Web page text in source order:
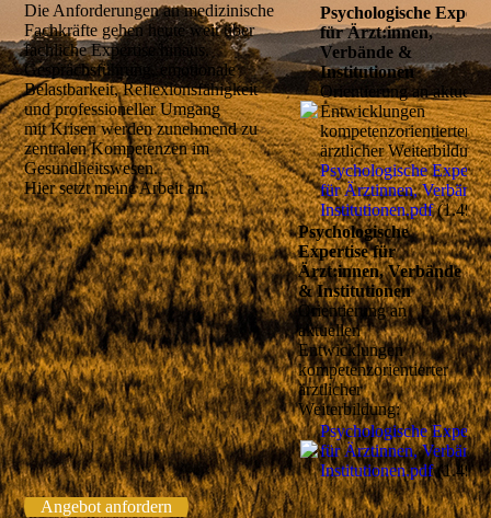
Psychologische
für Ärzt:innen,
Verbände &
Institutionen
Orientierung an
Entwicklungen
kompetenzorientierter
ärztlicher Weiterbildung:
Psychologische
für Ärztinnen,
Institutionen.pdf
Psychologische
Expertise für
Ärzt:innen, Verbände
& Institutionen
Orientierung an
aktuellen
Entwicklungen
kompetenzorientierter
ärztlicher
Weiterbildung:
Psychologische
für Ärztinnen,
Institutionen.pdf
Die Anforderungen an medizinische
Fachkräfte gehen heute weit über
fachliche Expertise hinaus.
Gesprächsführung, emotionale
Belastbarkeit, Reflexionsfähigkeit
und professioneller Umgang
mit Krisen werden zunehmend zu
zentralen Kompetenzen im
Gesundheitswesen.
Hier setzt meine Arbeit an.
Angebot anfordern